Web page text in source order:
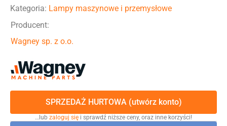
Kategoria: Lampy maszynowe i przemysłowe
Producent:
Wagney sp. z o.o.
SPRZEDAŻ HURTOWA (utwórz konto)
…lub zaloguj się i sprawdź niższe ceny, oraz inne korzyści!